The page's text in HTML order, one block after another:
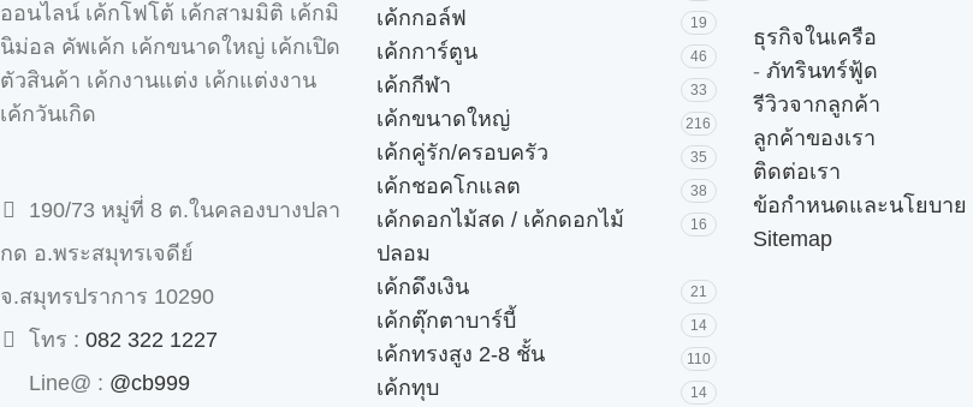
ออนไลน์ เค้กโฟโต้ เค้กสามมิติ เค้กมิ
นิม่อล คัพเค้ก เค้กขนาดใหญ่ เค้กเปิด
ตัวสินค้า เค้กงานแต่ง เค้กแต่งงาน
เค้กวันเกิด
190/73 หมู่ที่ 8 ต.ในคลองบางปลา
กด อ.พระสมุทรเจดีย์
จ.สมุทรปราการ 10290
โทร : 082 322 1227
Line@ : @cb999
เค้กกอล์ฟ 19
เค้กการ์ตูน 46
เค้กกีฬา 33
เค้กขนาดใหญ่ 216
เค้กคู่รัก/ครอบครัว 35
เค้กชอคโกแลต 38
เค้กดอกไม้สด / เค้กดอกไม้
ปลอม
16
เค้กดึงเงิน 21
เค้กตุ๊กตาบาร์บี้ 14
เค้กทรงสูง 2-8 ชั้น 110
เค้กทุบ 14
ธุรกิจในเครือ
- ภัทรินทร์ฟู้ด
รีวิวจากลูกค้า
ลูกค้าของเรา
ติดต่อเรา
ข้อกำหนดและนโยบาย
Sitemap